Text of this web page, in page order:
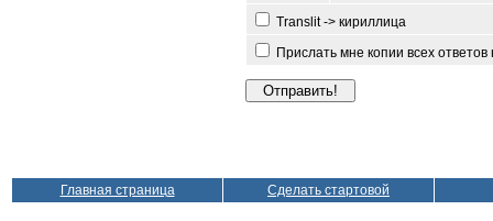
Translit -> кириллица
Прислать мне копии всех
Главная страница Сделать стартовой